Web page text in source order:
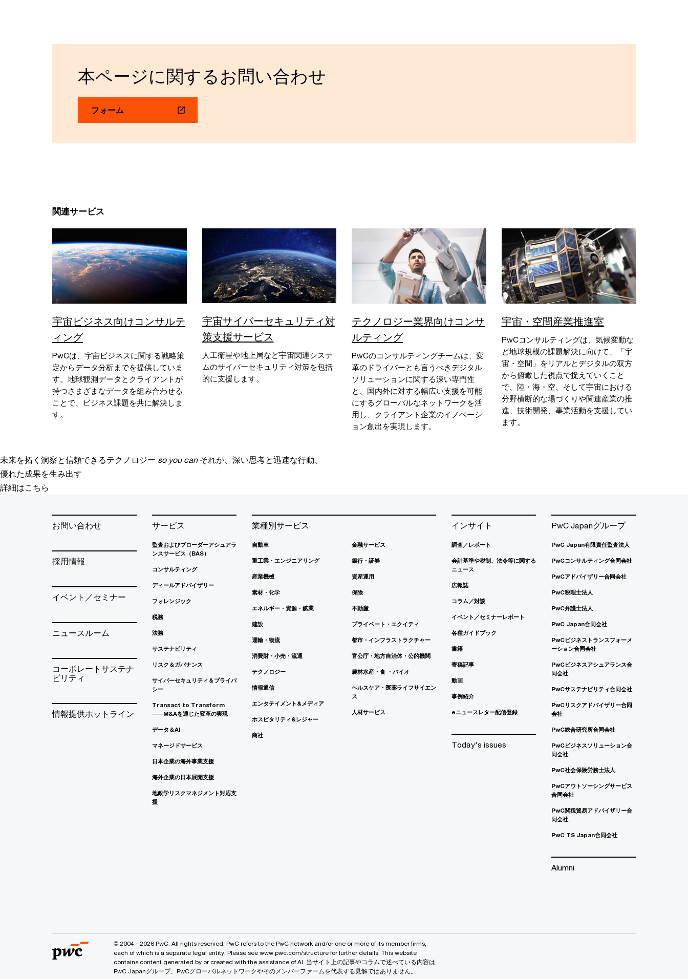
本ページに関するお問い合わせ
フォーム
関連サービス
宇宙ビジネス向けコンサルテ
ィング
PwCは、宇宙ビジネスに関する戦略策
定からデータ分析までを提供していま
す。地球観測データとクライアントが
持つさまざまなデータを組み合わせる
ことで、ビジネス課題を共に解決しま
す。
宇宙サイバーセキュリティ対
策支援サービス
人工衛星や地上局など宇宙関連システ
ムのサイバーセキュリティ対策を包括
的に支援します。
テクノロジー業界向けコンサ
ルティング
PwCのコンサルティングチームは、変
革のドライバーとも言うべきデジタル
ソリューションに関する深い専門性
と、国内外に対する幅広い支援を可能
にするグローバルなネットワークを活
用し、クライアント企業のイノベーシ
ョン創出を実現します。
宇宙・空間産業推進室
PwCコンサルティングは、気候変動な
ど地球規模の課題解決に向けて、「宇
宙・空間」をリアルとデジタルの双方
から俯瞰した視点で捉えていくこと
で、陸・海・空、そして宇宙における
分野横断的な場づくりや関連産業の推
進、技術開発、事業活動を支援してい
ます。
未来を拓く洞察と信頼できるテクノロジー so you can それが、深い思考と迅速な行動、
優れた成果を生み出す
詳細はこちら
お問い合わせ
採用情報
イベント／セミナー
ニュースルーム
コーポレートサステナ
ビリティ
情報提供ホットライン
サービス
監査およびブローダーアシュアラ
ンスサービス（BAS）
コンサルティング
ディールアドバイザリー
フォレンジック
税務
法務
サステナビリティ
リスク＆ガバナンス
サイバーセキュリティ＆プライバ
シー
Transact to Transform
――M&Aを通じた変革の実現
データ＆AI
マネージドサービス
日本企業の海外事業支援
海外企業の日本展開支援
地政学リスクマネジメント対応支
援
業種別サービス
自動車
重工業・エンジニアリング
産業機械
素材・化学
エネルギー・資源・鉱業
建設
運輸・物流
消費財・小売・流通
テクノロジー
情報通信
エンタテイメント&メディア
ホスピタリティ&レジャー
商社
金融サービス
銀行・証券
資産運用
保険
不動産
プライベート・エクイティ
都市・インフラストラクチャー
官公庁・地方自治体・公的機関
農林水産・食 ・バイオ
ヘルスケア・医薬ライフサイエン
ス
人材サービス
インサイト
調査／レポート
会計基準や税制、法令等に関する
ニュース
広報誌
コラム／対談
イベント／セミナーレポート
各種ガイドブック
書籍
寄稿記事
動画
事例紹介
eニュースレター配信登録
Today's issues
PwC Japanグループ
PwC Japan有限責任監査法人
PwCコンサルティング合同会社
PwCアドバイザリー合同会社
PwC税理士法人
PwC弁護士法人
PwC Japan合同会社
PwCビジネストランスフォーメ
ーション合同会社
PwCビジネスアシュアランス合
同会社
PwCサステナビリティ合同会社
PwCリスクアドバイザリー合同
会社
PwC総合研究所合同会社
PwCビジネスソリューション合
同会社
PwC社会保険労務士法人
PwCアウトソーシングサービス
合同会社
PwC関税貿易アドバイザリー合
同会社
PwC TS Japan合同会社
Alumni
© 2004 - 2026 PwC. All rights reserved. PwC refers to the PwC network and/or one or more of its member firms,
each of which is a separate legal entity. Please see www.pwc.com/structure for further details. This website
contains content generated by or created with the assistance of AI. 当サイト上の記事やコラムで述べている内容は
PwC Japanグループ、PwCグローバルネットワークやそのメンバーファームを代表する見解ではありません。